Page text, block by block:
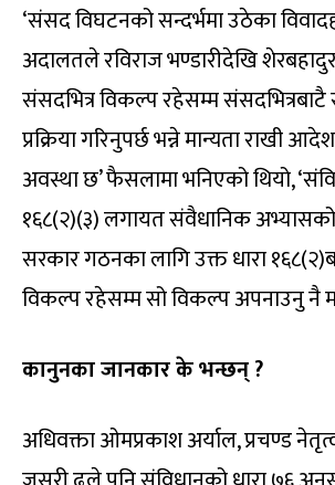
‘संसद विघटनको सन्दर्भमा उठेका
अदालतले रविराज भण्डारीदेखि
संसदभित्र विकल्प रहेसम्म
प्रक्रिया गरिनुपर्छ भन्ने मान्यता राखी
अवस्था छ’ फैसलामा भनिएको थियो,
१६८(२)(३) लगायत संवैधानिक अभ्यासको
सरकार गठनका लागि उक्त धारा
विकल्प रहेसम्म सो विकल्प अपनाउनु नै
कानुनका जानकार के भन्छन् ?
अधिवक्ता ओमप्रकाश अर्याल, प्रचण्ड